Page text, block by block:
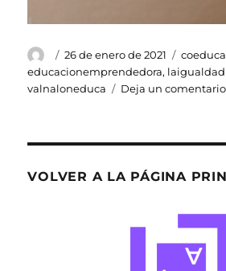
Autor
Publicado
el
26 de enero de 2021
educacionemprendedora,
valnaloneduca
Deja un comentario
VOLVER A LA PÁGINA